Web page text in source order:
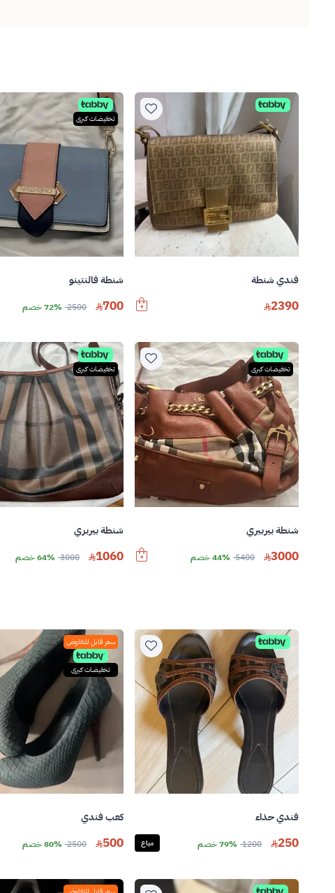
فندي شنطة
2390
تخفيضات كبرى
شنطة فالنتينو
700
2500 72% خصم
تخفيضات كبرى
شنطة بيربيري
3000
5400 44% خصم
تخفيضات كبرى
شنطة بيربري
1060
3000 64% خصم
فندي حذاء
250
1200 79% خصم مباع
سعر قابل للتفاوض
تخفيضات كبرى
كعب فندي
500
2500 80% خصم